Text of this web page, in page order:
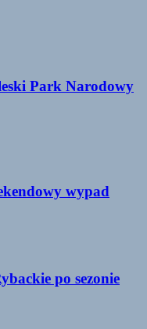
Park Narodowy
wypad
po sezonie